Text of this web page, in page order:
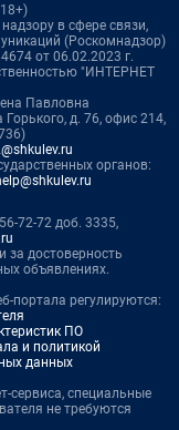
в сфере связи,
(Роскомнадзор)
от 06.02.2023 г.
"ИНТЕРНЕТ
Павловна
д. 76, офис 214,
органов:
72-72 доб. 3335,
за достоверность
объявлениях.
портала регулируются:
ПО
и политикой
данных
сервиса, специальные
не требуются